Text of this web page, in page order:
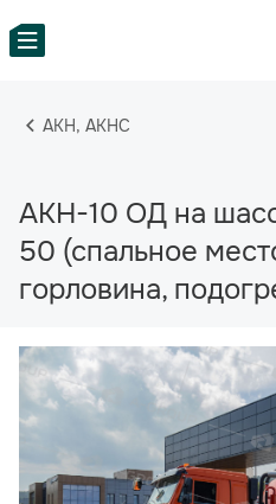
АКН, АКНС
АКН-10 ОД на
50 (спальное
горловина,